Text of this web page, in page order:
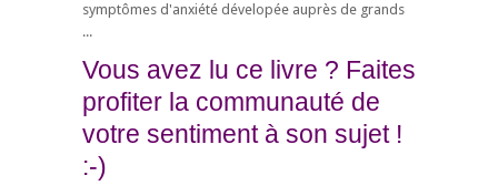
symptômes d'anxiété dévelopée auprès de grands
...
Vous avez lu ce livre ? Faites
profiter la communauté de
votre sentiment à son sujet !
:-)